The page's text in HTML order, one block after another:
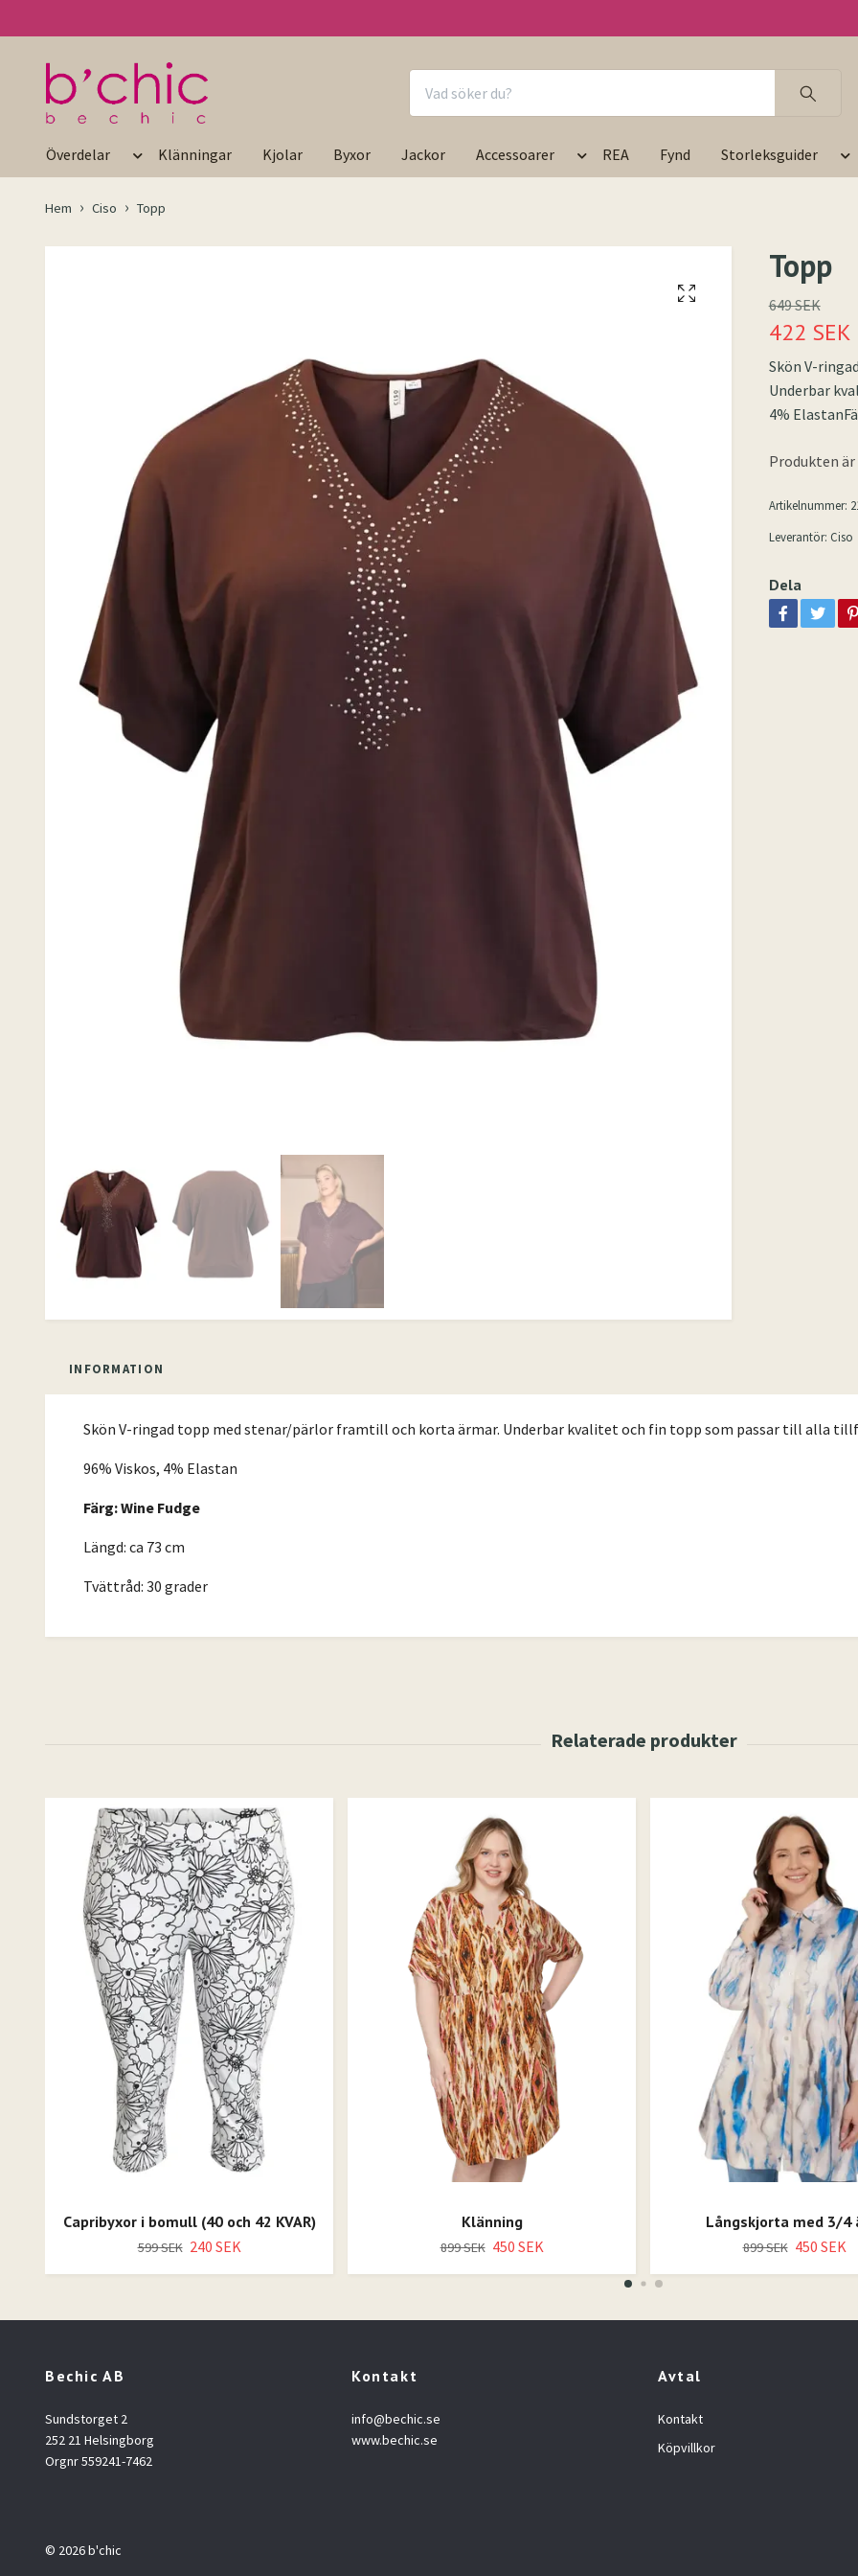
Överdelar Klänningar Kjolar Byxor Jackor Accessoarer REA Fynd Storleksguider
Hem Ciso Topp
Topp
649 SEK
422 SEK
Skön V-
Underbar
4%
Produkten
Artikelnummer:
Leverantör: Ciso
Dela
INFORMATION
Skön V-ringad topp med stenar/pärlor framtill och korta ärmar. Underbar kvalitet och fin topp som passar till alla
96% Viskos, 4% Elastan
Färg: Wine Fudge
Längd: ca 73 cm
Tvättråd: 30 grader
Capribyxor i bomull (40 och 42 KVAR)
599 SEK 240 SEK
Klänning
899 SEK 450 SEK
Långskjorta med 3/4
899 SEK 450 SEK
Bechic AB
Sundstorget 2
252 21 Helsingborg
Orgnr 559241-7462
Kontakt
info@bechic.se
www.bechic.se
Avtal
Kontakt
Köpvillkor
© 2026 b'chic